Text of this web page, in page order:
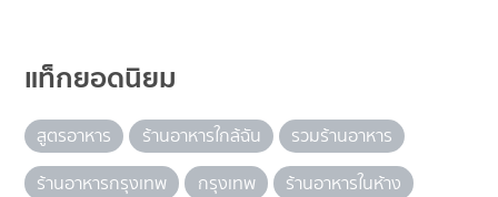
แท็กยอดนิยม
สูตรอาหาร ร้านอาหารใกล้ฉัน
รวมร้านอาหาร
ร้านอาหารกรุงเทพ
กรุงเทพ
ร้านอาหารในห้าง